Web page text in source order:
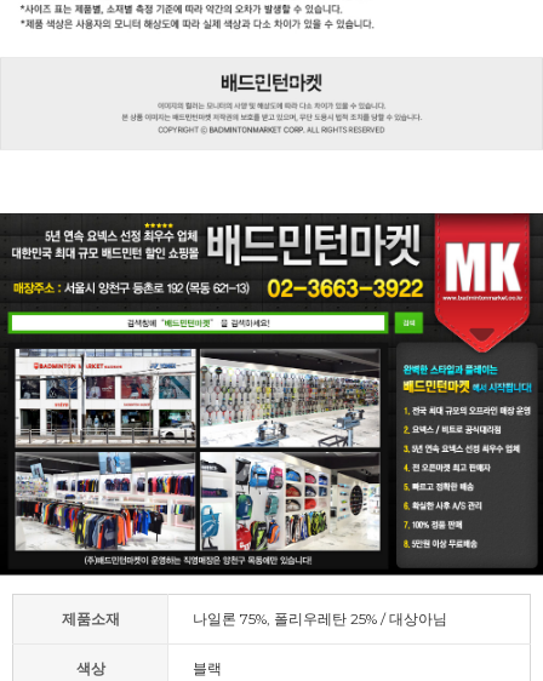
제품소재 나일론 75%, 폴리우레탄 25% / 대상아님
색상 블랙